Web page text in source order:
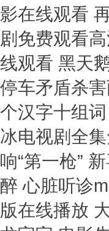
影在线观看
剧免费观看
线观看 黑天
停车矛盾杀
个汉字十组
冰电视剧全
响“第一枪”
醉 心脏听诊
版在线播放